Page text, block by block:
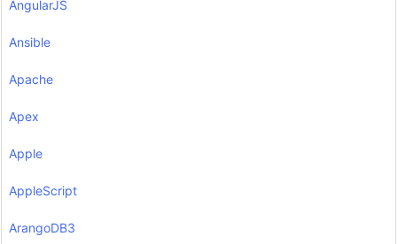
AngularJS
Ansible
Apache
Apex
Apple
AppleScript
ArangoDB3